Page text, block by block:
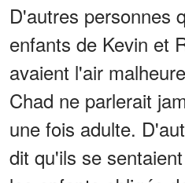
D'autres personnes
enfants de Kevin et
avaient l'air
Chad ne parlerait
une fois adulte.
dit qu'ils se